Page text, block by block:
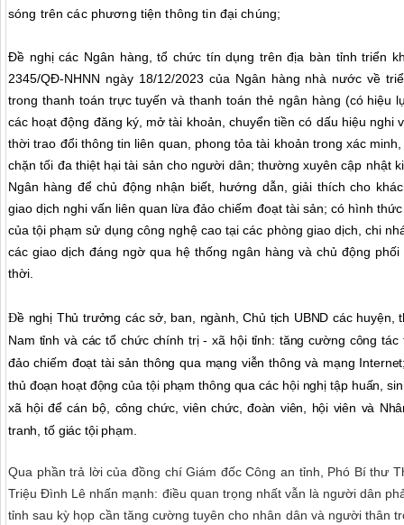
sóng trên các phương tiện thông tin đại chúng;
Đề nghị các Ngân hàng, tổ chức tín dụng trên địa bàn tỉnh triển
2345/QĐ-NHNN ngày 18/12/2023 của Ngân hàng nhà nước về
trong thanh toán trực tuyến và thanh toán thẻ ngân hàng (có hiệu
các hoạt động đăng ký, mở tài khoản, chuyển tiền có dấu hiệu
thời trao đổi thông tin liên quan, phong tỏa tài khoản trong xác
chặn tối đa thiệt hại tài sản cho người dân; thường xuyên cập nhật
Ngân hàng để chủ động nhận biết, hướng dẫn, giải thích cho
giao dịch nghi vấn liên quan lừa đảo chiếm đoạt tài sản; có hình
của tội phạm sử dụng công nghệ cao tại các phòng giao dịch, chi
các giao dịch đáng ngờ qua hệ thống ngân hàng và chủ động
thời.
Đề nghị Thủ trưởng các sở, ban, ngành, Chủ tịch UBND các huyện,
Nam tỉnh và các tổ chức chính trị - xã hội tỉnh: tăng cường công
đảo chiếm đoạt tài sản thông qua mạng viễn thông và mạng
thủ đoạn hoạt động của tội phạm thông qua các hội nghị tập huấn,
xã hội để cán bộ, công chức, viên chức, đoàn viên, hội viên và
tranh, tố giác tội phạm.
Qua phần trả lời của đồng chí Giám đốc Công an tỉnh, Phó Bí thư
Triệu Đình Lê nhấn mạnh: điều quan trọng nhất vẫn là người dân
tỉnh sau kỳ họp cần tăng cường tuyên cho nhân dân và người thân